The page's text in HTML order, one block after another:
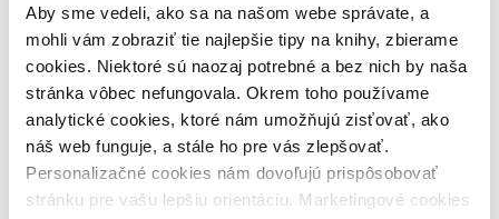
Aby sme vedeli, ako sa na našom webe správate, a
mohli vám zobraziť tie najlepšie tipy na knihy, zbierame
cookies. Niektoré sú naozaj potrebné a bez nich by naša
stránka vôbec nefungovala. Okrem toho používame
analytické cookies, ktoré nám umožňujú zisťovať, ako
náš web funguje, a stále ho pre vás zlepšovať.
Personalizačné cookies nám dovoľujú prispôsobovať
stránku pre vašu lepšiu orientáciu. Marketingové cookies
…asi každý rozhovor, ktorý končí slovami „Jeej, vy ste super,
pomohli ste mi!“.
…hodina crossfitu, chvíľka tanca a pohár dobrého vína 🙂
7. Osobnosti, ktoré sú tvojimi vzormi…
…Winston Churchill za jeho schopnosť byť v ťažkých časoch
skvelým lídrom a J.K. Rowling za to, ako dokonale vie pomenovať